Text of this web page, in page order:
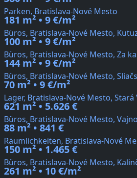
Parken, Bratislava-Nové Mesto
181 m² • 9 €/m²
Büros, Bratislava-Nové Mesto,
100 m² • 9 €/m²
Büros, Bratislava-Nové Mesto, Za
144 m² • 9 €/m²
Büros, Bratislava-Nové Mesto,
70 m² • 9 €/m²
Lager, Bratislava-Nové Mesto,
621 m² • 5.626 €
Büros, Bratislava-Nové Mesto,
88 m² • 841 €
Räumlichkeiten, Bratislava-Nové
150 m² • 1.465 €
Büros, Bratislava-Nové Mesto,
261 m² • 10 €/m²